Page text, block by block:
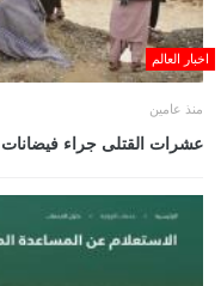
اخبار العالم
منذ عامين
عشرات القتلى جراء فيضانات